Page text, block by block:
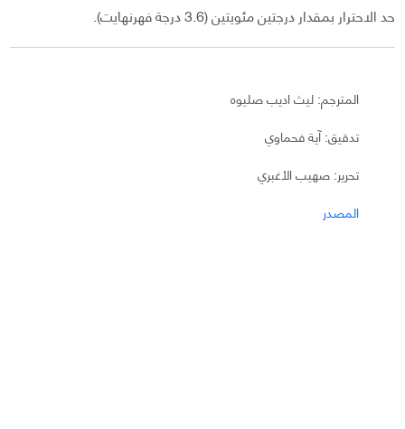
حد الاحترار بمقدار درجتين مئويتين (3.6 درجة فهرنهايت).
المترجم: ليث اديب صليوه
تدقيق: آية فحماوي
تحرير: صهيب الأغبري
المصدر